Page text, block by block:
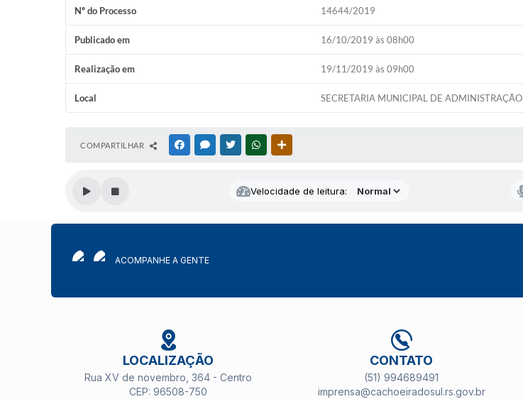
Nº do Processo 14644/2019
Publicado em 16/10/2019 às 08h00
Realização em 19/11/2019 às 09h00
Local SECRETARIA MUNICIPAL DE ADMINISTRAÇÃO
COMPARTILHAR FACEBOOKMESSENGER
TWITTERWHATSAPP
Velocidade de leitura:
ACOMPANHE A GENTE
LOCALIZAÇÃO
Rua XV de novembro, 364 - Centro
CEP: 96508-750
CONTATO
(51) 994689491
imprensa@cachoeiradosul.rs.gov.br